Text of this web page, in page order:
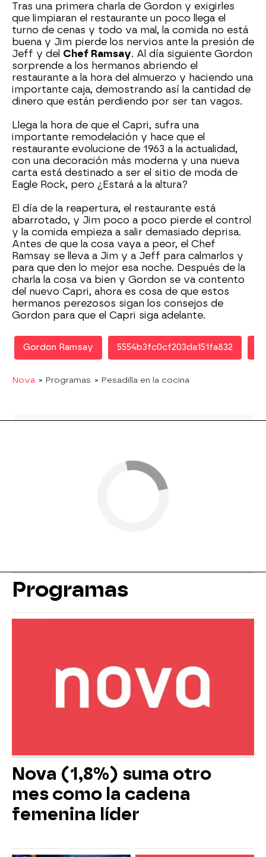
Tras una primera charla de Gordon y exigirles
que limpiaran el restaurante un poco llega el
turno de cenas y todo va mal, la comida no está
buena y Jim pierde los nervios ante la presión de
Jeff y del Chef Ramsay. Al día siguiente Gordon
sorprende a los hermanos abriendo el
restaurante a la hora del almuerzo y haciendo una
importante caja, demostrando así la cantidad de
dinero que están perdiendo por ser tan vagos.
Llega la hora de que el Capri, sufra una
importante remodelación y hace que el
restaurante evolucione de 1963 a la actualidad,
con una decoración más moderna y una nueva
carta está destinado a ser el sitio de moda de
Eagle Rock, pero ¿Estará a la altura?
El día de la reapertura, el restaurante está
abarrotado, y Jim poco a poco pierde el control
y la comida empieza a salir demasiado deprisa.
Antes de que la cosa vaya a peor, el Chef
Ramsay se lleva a Jim y a Jeff para calmarlos y
para que den lo mejor esa noche. Después de la
charla la cosa va bien y Gordon se va contento
del nuevo Capri, ahora es cosa de que estos
hermanos perezosos sigan los consejos de
Gordon para que el Capri siga adelante.
Gordon Ramsay 5554b3fc0cf203da151fa832
Nova » Programas » Pesadilla en la cocina
Programas
Nova (1,8%) suma otro
mes como la cadena
femenina líder